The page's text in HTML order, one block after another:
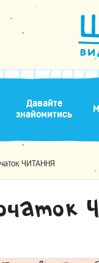
Давайте
знайомитись
ЧИТАННЯ